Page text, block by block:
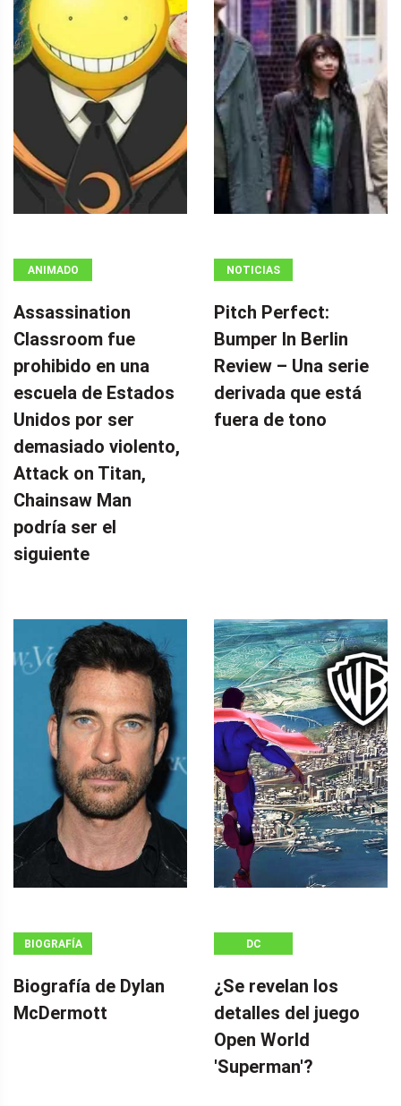
ANIMADO
Assassination
Classroom fue
prohibido en una
escuela de Estados
Unidos por ser
demasiado violento,
Attack on Titan,
Chainsaw Man
podría ser el
siguiente
NOTICIAS
Pitch Perfect:
Bumper In Berlin
Review – Una serie
derivada que está
fuera de tono
BIOGRAFÍA
Biografía de Dylan
McDermott
DC
¿Se revelan los
detalles del juego
Open World
'Superman'?